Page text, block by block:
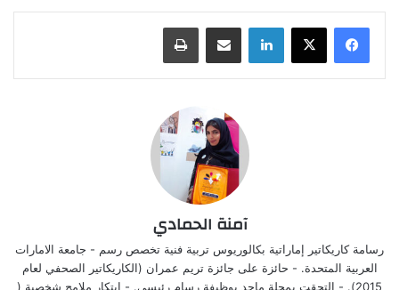
لينكدإن مشاركة عبر البريد طباعة
آمنة الحمادي
رسامة كاريكاتير إماراتية بكالوريوس تربية فنية تخصص رسم - جامعة الامارات
العربية المتحدة. - حائزة على جائزة تريم عمران (الكاريكاتير الصحفي لعام
2015). - التحقت بمجلة ماجد بوظيفة رسام رئيسي. - ابتكار ملامح شخصية (